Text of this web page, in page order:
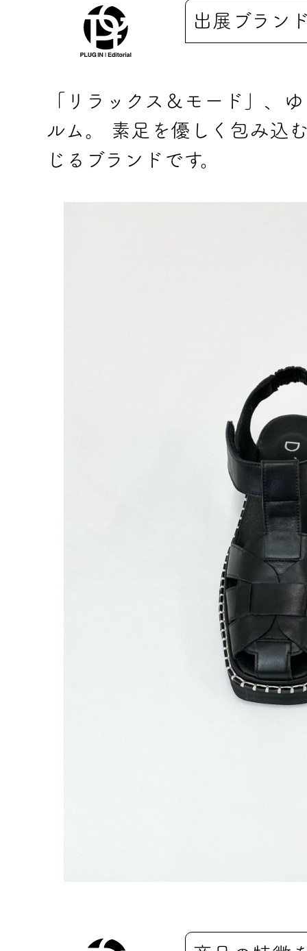
出展ブラン
「リラックス＆モード」、
ルム。 素足を優しく包み込
じるブランドです。